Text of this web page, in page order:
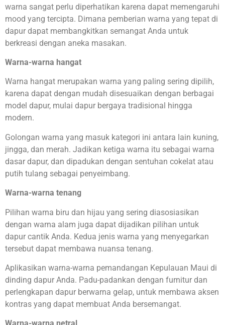
warna sangat perlu diperhatikan karena dapat memengaruhi
mood yang tercipta. Dimana pemberian warna yang tepat di
dapur dapat membangkitkan semangat Anda untuk
berkreasi dengan aneka masakan.
Warna-warna hangat
Warna hangat merupakan warna yang paling sering dipilih,
karena dapat dengan mudah disesuaikan dengan berbagai
model dapur, mulai dapur bergaya tradisional hingga
modern.
Golongan warna yang masuk kategori ini antara lain kuning,
jingga, dan merah. Jadikan ketiga warna itu sebagai warna
dasar dapur, dan dipadukan dengan sentuhan cokelat atau
putih tulang sebagai penyeimbang.
Warna-warna tenang
Pilihan warna biru dan hijau yang sering diasosiasikan
dengan warna alam juga dapat dijadikan pilihan untuk
dapur cantik Anda. Kedua jenis warna yang menyegarkan
tersebut dapat membawa nuansa tenang.
Aplikasikan warna-warna pemandangan Kepulauan Maui di
dinding dapur Anda. Padu-padankan dengan furnitur dan
perlengkapan dapur berwarna gelap, untuk membawa aksen
kontras yang dapat membuat Anda bersemangat.